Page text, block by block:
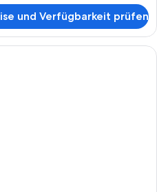
und Verfügbarkeit prüfen